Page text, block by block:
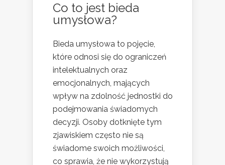
Co to jest bieda
umysłowa?
Bieda umysłowa to pojęcie,
które odnosi się do ograniczeń
intelektualnych oraz
emocjonalnych, mających
wpływ na zdolność jednostki do
podejmowania świadomych
decyzji. Osoby dotknięte tym
zjawiskiem często nie są
świadome swoich możliwości,
co sprawia, że nie wykorzystują